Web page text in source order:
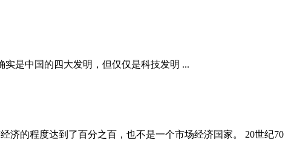
是中国的四大发明，但仅仅是科技发明 ...
济的程度达到了百分之百，也不是一个市场经济国家。 20世纪70